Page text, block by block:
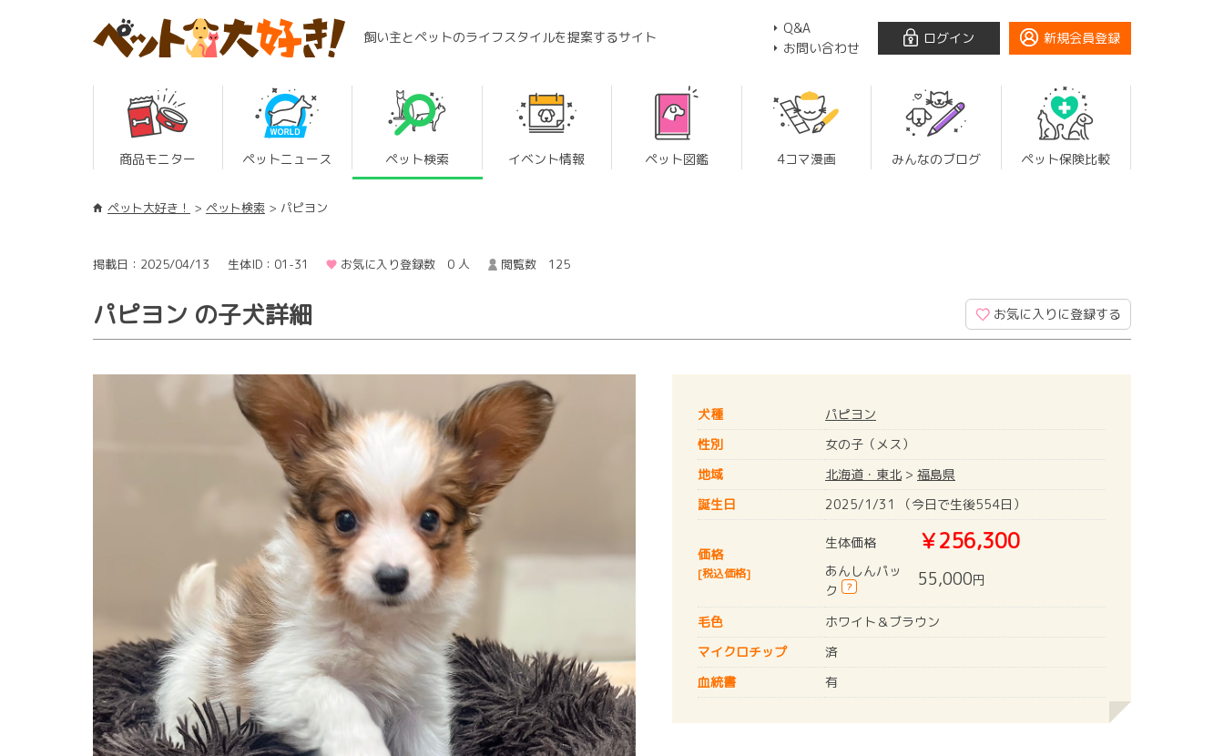
飼い主とペットのライフスタイルを提案するサイト
Q&A
お問い合わせ
ログイン 新規会員登録
商品モニター ペットニュース ペット検索 イベント情報 ペット図鑑 4コマ漫画 みんなのブログ ペット保険比較
ペット大好き！ ペット検索 パピヨン
掲載日：2025/04/13 生体ID：01-31 お気に入り登録数 0 人 閲覧数 125
パピヨン の子犬詳細 お気に入りに登録する
犬種
パピヨン
性別
女の子（メス）
地域
北海道・東北 > 福島県
誕生日
2025/1/31 （今日で生後554日）
価格
[税込価格]
生体価格 ￥256,300
あんしんパッ
ク
? 55,000円
毛色
ホワイト＆ブラウン
マイクロチップ
済
血統書
有